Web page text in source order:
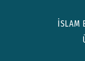
İSLAM